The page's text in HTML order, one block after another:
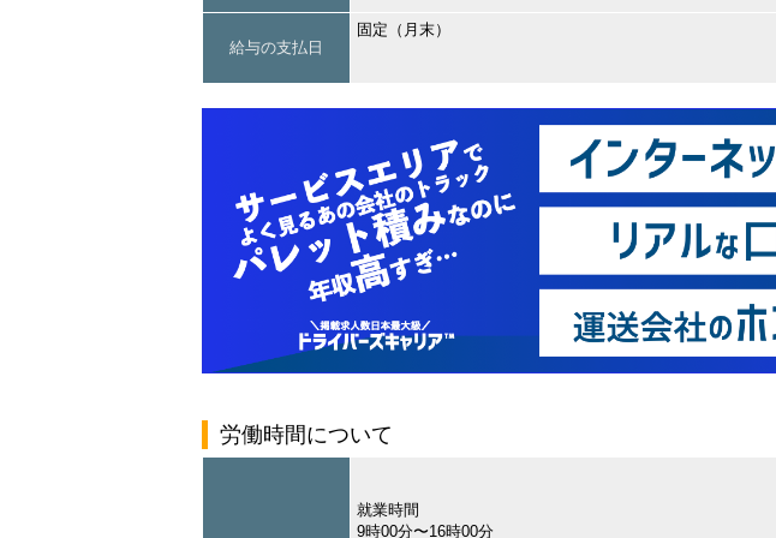
給与の支払日
固定（月末）
労働時間について
就業時間
9時00分〜16時00分